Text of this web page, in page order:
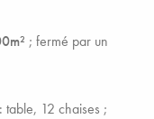
m² ; fermé par un
table, 12 chaises ;